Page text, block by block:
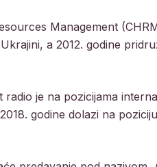
Management
a 2012. godine
je na pozicijama
godine dolazi na